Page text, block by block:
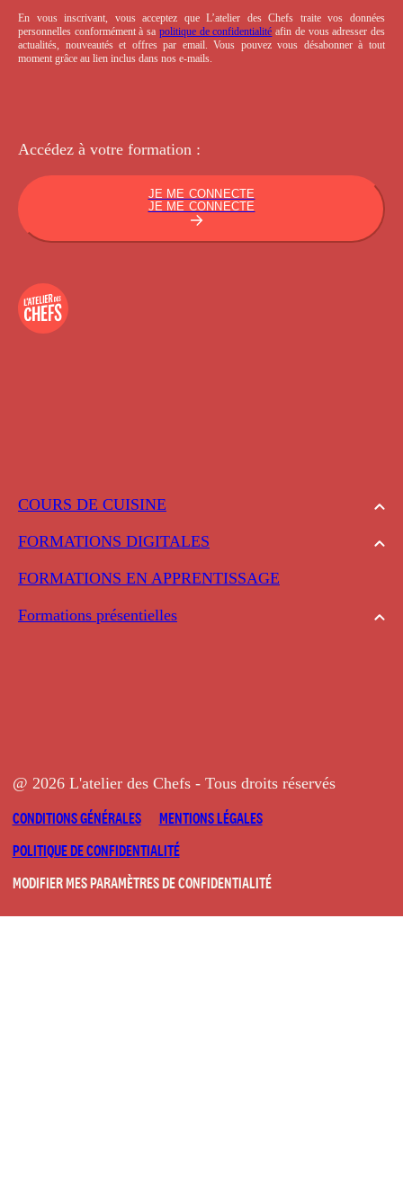
COURS DE CUISINE
FORMATIONS DIGITALES
FORMATIONS EN APPRENTISSAGE
Formations présentielles
En vous inscrivant, vous acceptez que L’atelier des Chefs traite vos données
personnelles conformément à sa politique de confidentialité afin de vous adresser des
actualités, nouveautés et offres par email. Vous pouvez vous désabonner à tout
moment grâce au lien inclus dans nos e-mails.
Accédez à votre formation :
JE ME CONNECTE
JE ME CONNECTE
@ 2026 L'atelier des Chefs - Tous droits réservés
CONDITIONS GÉNÉRALES
MENTIONS LÉGALES
POLITIQUE DE CONFIDENTIALITÉ
MODIFIER MES PARAMÈTRES DE CONFIDENTIALITÉ